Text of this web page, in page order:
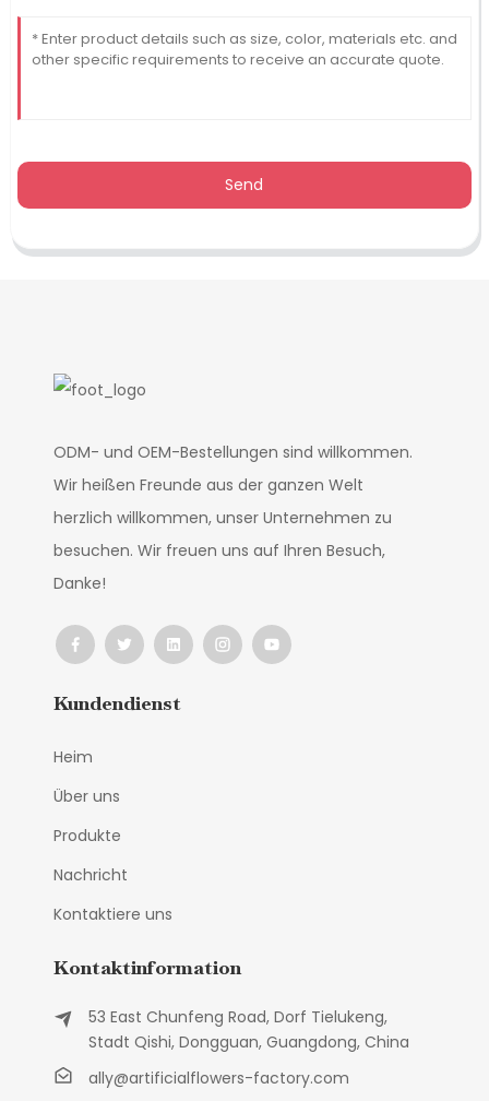
Send
ODM- und OEM-Bestellungen sind willkommen.
Wir heißen Freunde aus der ganzen Welt
herzlich willkommen, unser Unternehmen zu
besuchen. Wir freuen uns auf Ihren Besuch,
Danke!
Kundendienst
Heim
Über uns
Produkte
Nachricht
Kontaktiere uns
Kontaktinformation
53 East Chunfeng Road, Dorf Tielukeng,
Stadt Qishi, Dongguan, Guangdong, China
ally@artificialflowers-factory.com